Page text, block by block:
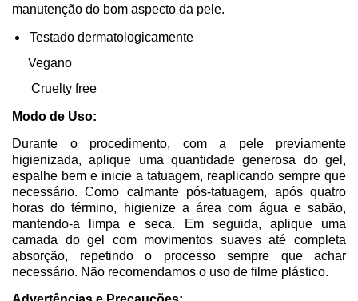
manutenção do bom aspecto da pele.
Testado dermatologicamente
Vegano
Cruelty free
Modo de Uso:
Durante o procedimento, com a pele previamente
higienizada, aplique uma quantidade generosa do gel,
espalhe bem e inicie a tatuagem, reaplicando sempre que
necessário. Como calmante pós-tatuagem, após quatro
horas do término, higienize a área com água e sabão,
mantendo-a limpa e seca. Em seguida, aplique uma
camada do gel com movimentos suaves até completa
absorção, repetindo o processo sempre que achar
necessário. Não recomendamos o uso de filme plástico.